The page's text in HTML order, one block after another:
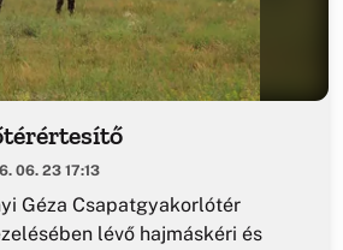
06. 23 17:13
Géza Csapatgyakorlótér
lévő hajmáskéri és